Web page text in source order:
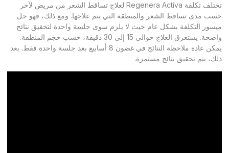
تختلف تكلفة Regenera Activa لعلاج تساقط الشعر من مريض لآخر
حسب مدى تساقط الشعر والمنطقة التي يتم علاجها. ومع ذلك، فهو حل
ميسور التكلفة بشكل عام حيث لا يلزم سوى جلسة واحدة لتحقيق نتائج
واضحة. يستغرق العلاج حوالي 15 إلى 30 دقيقة، حسب حجم المنطقة.
يمكن عادة ملاحظة النتائج في غضون 8 أسابيع بعد جلسة واحدة فقط. بعد
ذلك، يتم تحقيق نتائج مستمرة.